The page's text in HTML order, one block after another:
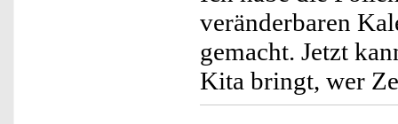
veränderbaren
gemacht. Jetzt
Kita bringt, wer